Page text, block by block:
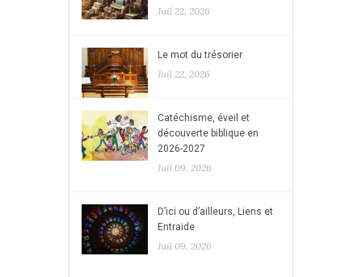
Juil 22, 2026
Le mot du trésorier
Juil 22, 2026
Catéchisme, éveil et
découverte biblique en
2026-2027
Juil 09, 2026
D’ici ou d’ailleurs, Liens et
Entraide
Juil 09, 2026